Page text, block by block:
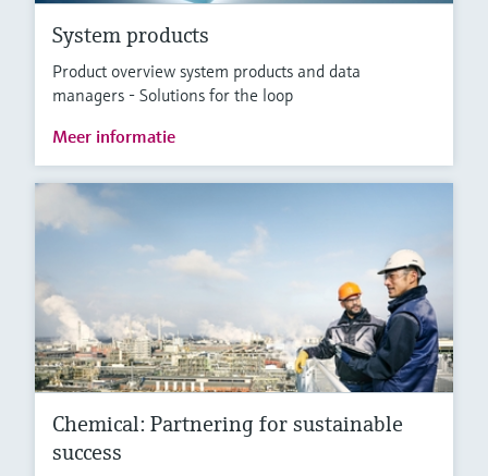
System products
Product overview system products and data
managers - Solutions for the loop
Meer informatie
Chemical: Partnering for sustainable
success